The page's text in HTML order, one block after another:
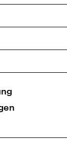
Podcasts
+ DAB+)